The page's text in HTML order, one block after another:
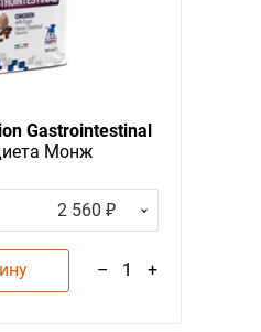
Gastrointestinal
Монж
2 560 ₽
– 1 +